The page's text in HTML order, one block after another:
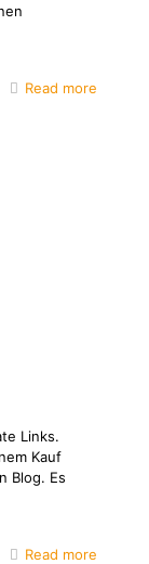
Read more
Links.
Kauf
Blog. Es
Read more